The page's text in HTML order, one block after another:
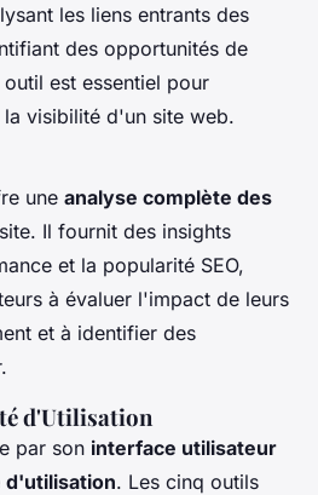
les liens entrants des
des opportunités de
est essentiel pour
visibilité d'un site web.
une analyse complète des
Il fournit des insights
et la popularité SEO,
à évaluer l'impact de leurs
et à identifier des
d'Utilisation
par son interface utilisateur
d'utilisation. Les cinq outils